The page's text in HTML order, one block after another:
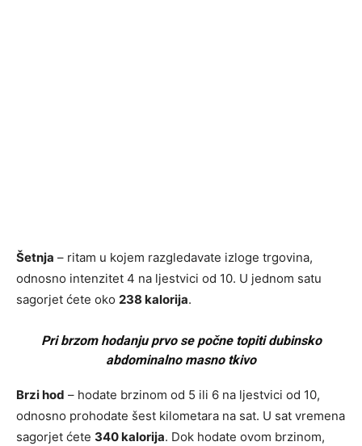
Šetnja – ritam u kojem razgledavate izloge trgovina,
odnosno intenzitet 4 na ljestvici od 10. U jednom satu
sagorjet ćete oko 238 kalorija.
Pri brzom hodanju prvo se počne topiti dubinsko
abdominalno masno tkivo
Brzi hod – hodate brzinom od 5 ili 6 na ljestvici od 10,
odnosno prohodate šest kilometara na sat. U sat vremena
sagorjet ćete 340 kalorija. Dok hodate ovom brzinom,